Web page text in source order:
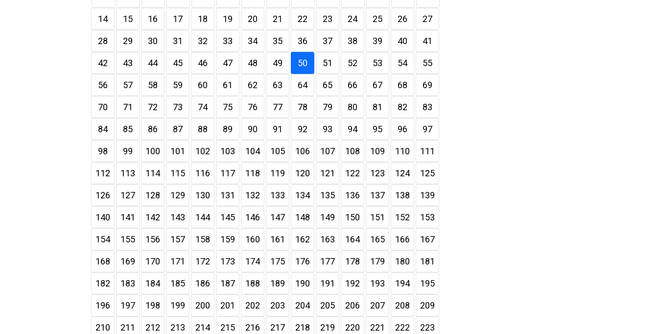
14 15 16 17 18 19 20 21 22 23 24 25 26 27
28 29 30 31 32 33 34 35 36 37 38 39 40 41
42 43 44 45 46 47 48 49 50 51 52 53 54 55
56 57 58 59 60 61 62 63 64 65 66 67 68 69
70 71 72 73 74 75 76 77 78 79 80 81 82 83
84 85 86 87 88 89 90 91 92 93 94 95 96 97
98 99 100 101 102 103 104 105 106 107 108 109 110 111
112 113 114 115 116 117 118 119 120 121 122 123 124 125
126 127 128 129 130 131 132 133 134 135 136 137 138 139
140 141 142 143 144 145 146 147 148 149 150 151 152 153
154 155 156 157 158 159 160 161 162 163 164 165 166 167
168 169 170 171 172 173 174 175 176 177 178 179 180 181
182 183 184 185 186 187 188 189 190 191 192 193 194 195
196 197 198 199 200 201 202 203 204 205 206 207 208 209
210 211 212 213 214 215 216 217 218 219 220 221 222 223